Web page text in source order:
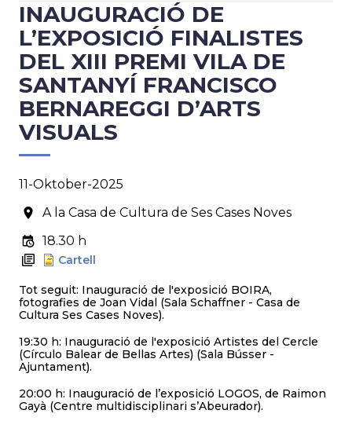
INAUGURACIÓ DE
L’EXPOSICIÓ FINALISTES
DEL XIII PREMI VILA DE
SANTANYÍ FRANCISCO
BERNAREGGI D’ARTS
VISUALS
11-Oktober-2025
A la Casa de Cultura de Ses Cases Noves
18.30 h
Cartell
Tot seguit: Inauguració de l'exposició BOIRA,
fotografies de Joan Vidal (Sala Schaffner - Casa de
Cultura Ses Cases Noves).
19:30 h: Inauguració de l'exposició Artistes del Cercle
(Círculo Balear de Bellas Artes) (Sala Bússer -
Ajuntament).
20:00 h: Inauguració de l’exposició LOGOS, de Raimon
Gayà (Centre multidisciplinari s’Abeurador).